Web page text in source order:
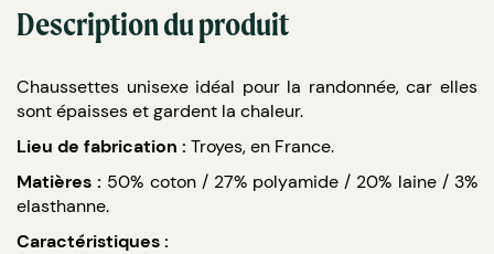
Description du produit
Chaussettes unisexe idéal pour la randonnée, car elles
sont épaisses et gardent la chaleur.
Lieu de fabrication : Troyes, en France.
Matières : 50% coton / 27% polyamide / 20% laine / 3%
elasthanne.
Caractéristiques :